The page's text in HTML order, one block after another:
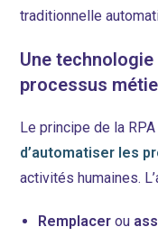
traditionnelle
Une
processus
Le principe de la
d’automatiser les
activités humaines.
Remplacer ou